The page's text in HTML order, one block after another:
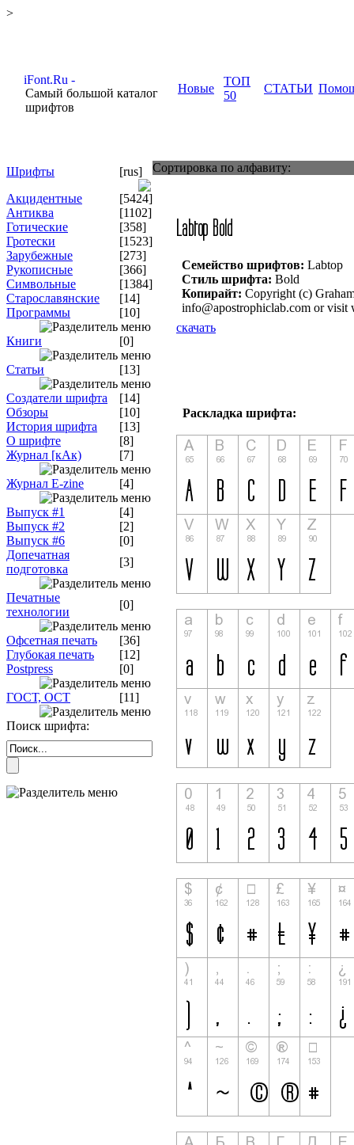
>
Самый большой каталог
шрифтов
Новые
ТОП
50
СТАТЬИ
Шрифты
[rus]
Акцидентные
[5424]
Антиква
[1102]
Готические
[358]
Гротески
[1523]
Зарубежные
[273]
Рукописные
[366]
Символьные
[1384]
Старославянские
[14]
Программы
[10]
Книги [0]
Статьи [13]
Создатели шрифта
[14]
Обзоры
[10]
История шрифта
[13]
О шрифте
[8]
Журнал [кАк)
[7]
Журнал E-zine [4]
Выпуск #1
[4]
Выпуск #2
[2]
Выпуск #6
[0]
Допечатная
подготовка
[3]
Печатные
технологии
[0]
Офсетная печать
[36]
Глубокая печать
[12]
Postpress
[0]
ГОСТ, ОСТ [11]
Поиск шрифта:
Сортировка по алфавиту:
Семейство шрифтов: Labtop
Стиль шрифта: Bold
Копирайт: Copyright (c)
info@apostrophiclab.com or
скачать
Раскладка шрифта: